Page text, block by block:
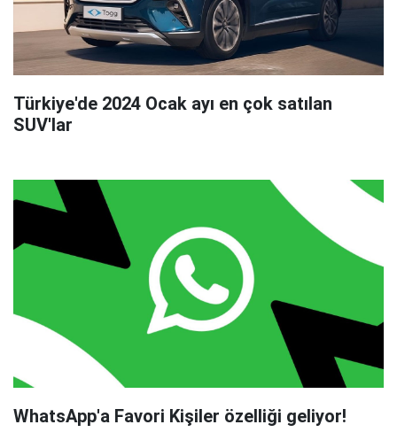
Türkiye'de 2024 Ocak ayı en çok satılan
SUV'lar
WhatsApp'a Favori Kişiler özelliği geliyor!